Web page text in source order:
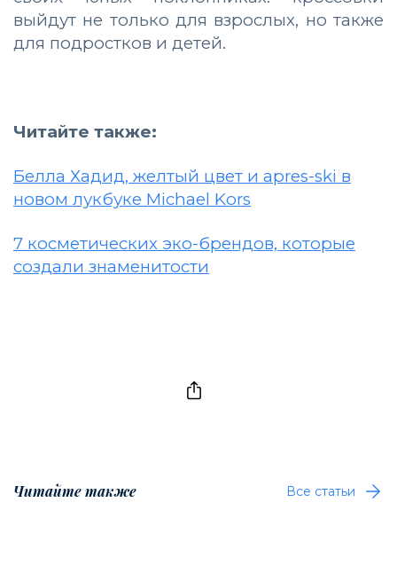
выйдут не только для взрослых, но также
для подростков и детей.
Читайте также:
Белла Хадид, желтый цвет и apres-ski в
новом лукбуке Michael Kors
7 косметических эко-брендов, которые
создали знаменитости
Читайте также Все статьи